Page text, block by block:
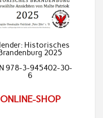
Historisches
2025
978-3-945402-30-
6
SHOP